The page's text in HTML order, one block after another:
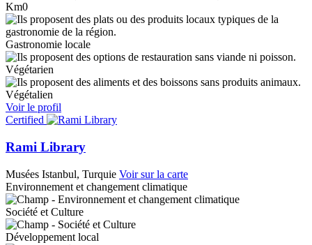
Km0
Gastronomie locale
Végétarien
Végétalien
Voir le profil
Certified
Rami Library
Musées Istanbul, Turquie Voir sur la carte
Environnement et changement climatique
Société et Culture
Développement local